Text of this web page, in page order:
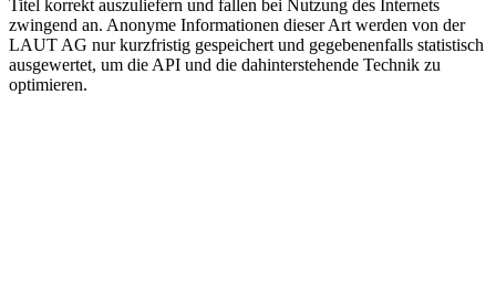
Titel korrekt auszuliefern und fallen bei Nutzung des Internets
zwingend an. Anonyme Informationen dieser Art werden von der
LAUT AG nur kurzfristig gespeichert und gegebenenfalls statistisch
ausgewertet, um die API und die dahinterstehende Technik zu
optimieren.